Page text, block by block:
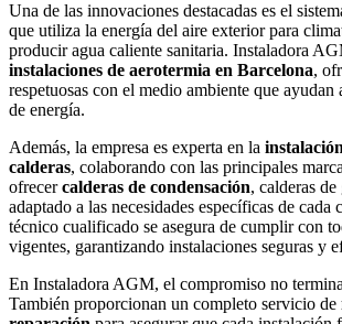
Una de las innovaciones destacadas es el
que utiliza la energía del aire exterior para
producir agua caliente sanitaria. Instaladora
instalaciones de aerotermia en Barcelona,
respetuosas con el medio ambiente que ayudan
de energía.
Además, la empresa es experta en la
calderas, colaborando con las principales
ofrecercalderas de condensación, calderas
adaptado a las necesidades específicas de cada
técnico cualificado se asegura de cumplir con
vigentes, garantizando instalaciones seguras y
En Instaladora AGM, el compromiso no
También proporcionan un completo servicio de